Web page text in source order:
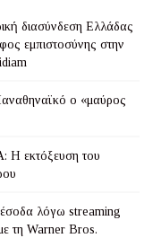
διασύνδεση Ελλάδας
εμπιστοσύνης στην
ο «μαύρος
εκτόξευση του
έσοδα λόγω streaming
τη Warner Bros.